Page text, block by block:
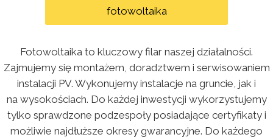
Fotowoltaika to kluczowy filar naszej działalności.
Zajmujemy się montażem, doradztwem i serwisowaniem
instalacji PV. Wykonujemy instalacje na gruncie, jak i
na wysokościach. Do każdej inwestycji wykorzystujemy
tylko sprawdzone podzespoły posiadające certyfikaty i
możliwie najdłuższe okresy gwarancyjne. Do każdego
fotowoltaika